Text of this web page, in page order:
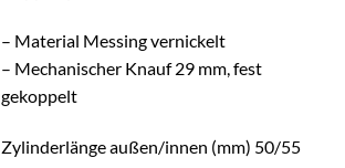
– Material Messing vernickelt
– Mechanischer Knauf 29 mm, fest
gekoppelt
Zylinderlänge außen/innen (mm) 50/55